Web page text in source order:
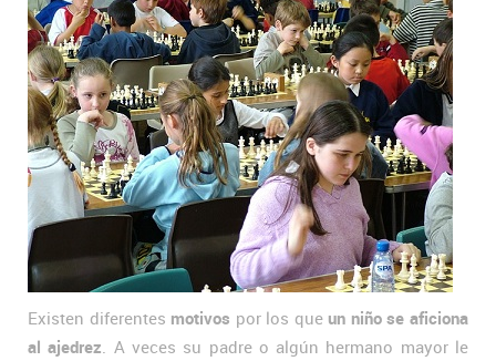
Existen diferentes motivos por los que un niño se aficiona
al ajedrez. A veces su padre o algún hermano mayor le